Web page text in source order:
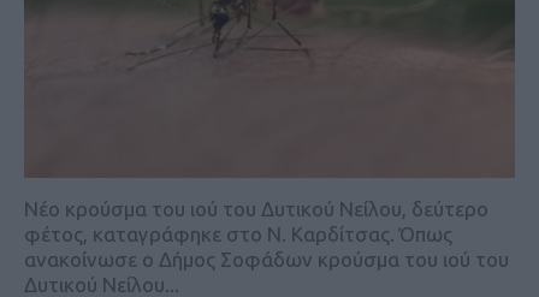
Nέο κρούσμα του ιού του Δυτικού Νείλου, δεύτερο
φέτος, καταγράφηκε στο Ν. Καρδίτσας. Όπως
ανακοίνωσε ο Δήμος Σοφάδων κρούσμα του ιού του
Δυτικού Νείλου...